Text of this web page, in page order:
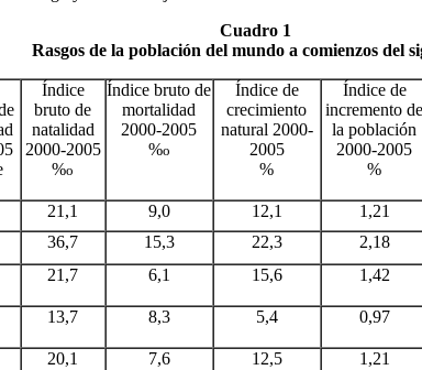
Cuadro 1
Rasgos de la población del mundo a comienzos del
Índice
bruto de
natalidad
2000-2005
%o
Índice bruto de
mortalidad
2000-2005
%o
Índice de
crecimiento
natural 2000-
2005
%
Índice de
incremento de
la población
2000-2005
%
21,1 9,0 12,1 1,21
36,7 15,3 22,3 2,18
21,7 6,1 15,6 1,42
13,7 8,3 5,4 0,97
20,1 7,6 12,5 1,21